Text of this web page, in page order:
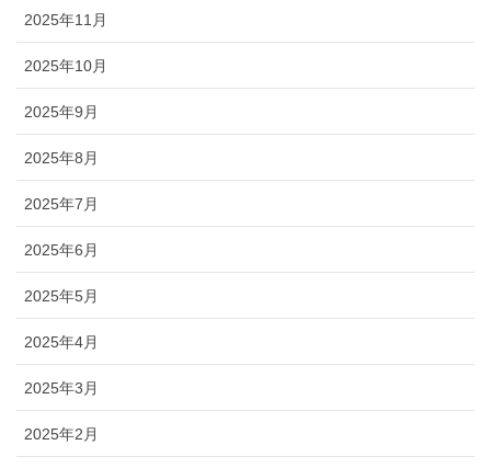
2025年11月
2025年10月
2025年9月
2025年8月
2025年7月
2025年6月
2025年5月
2025年4月
2025年3月
2025年2月